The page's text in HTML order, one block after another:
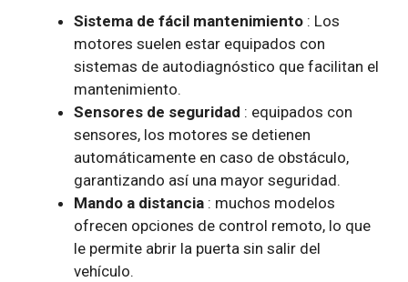
Sistema de fácil mantenimiento : Los
motores suelen estar equipados con
sistemas de autodiagnóstico que facilitan el
mantenimiento.
Sensores de seguridad : equipados con
sensores, los motores se detienen
automáticamente en caso de obstáculo,
garantizando así una mayor seguridad.
Mando a distancia : muchos modelos
ofrecen opciones de control remoto, lo que
le permite abrir la puerta sin salir del
vehículo.